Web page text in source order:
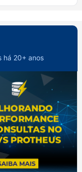
há 20+ anos